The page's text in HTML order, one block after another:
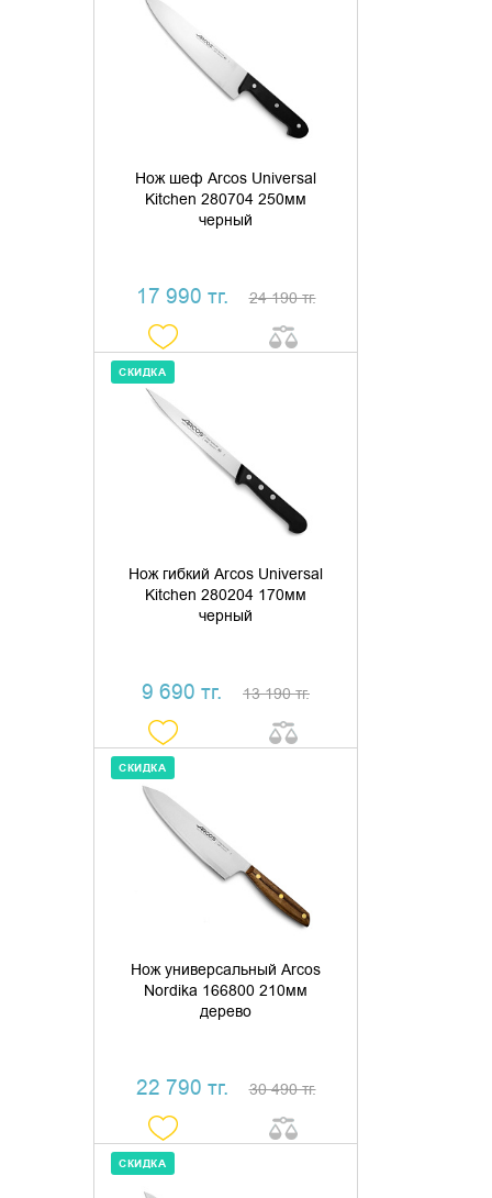
Нож шеф Arcos Universal
Kitchen 280704 250мм
черный
17 990 тг. 24 190 тг.
ДОБАВИТЬ В КОРЗИНУ
КУПИТЬ В 1 КЛИК
Нож гибкий Arcos Universal
Kitchen 280204 170мм
черный
9 690 тг. 13 190 тг.
СКИДКА
ДОБАВИТЬ В КОРЗИНУ
КУПИТЬ В 1 КЛИК
Нож универсальный Arcos
Nordika 166800 210мм
дерево
22 790 тг. 30 490 тг.
СКИДКА
ДОБАВИТЬ В КОРЗИНУ
КУПИТЬ В 1 КЛИК
СКИДКА